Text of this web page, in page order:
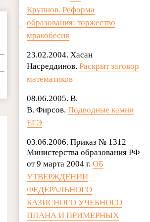
Крупнов. Реформа
образования: торжество
мракобесия
23.02.2004. Хасан
Насреддинов.Раскрыт заговор
математиков
08.06.2005. В.
В. Фирсов.Подводные камни
ЕГЭ
03.06.2006. Приказ № 1312
Министерства образования РФ
от 9 марта 2004 г.ОБ
УТВЕРЖДЕНИИ
ФЕДЕРАЛЬНОГО
БАЗИСНОГО УЧЕБНОГО
ПЛАНА И ПРИМЕРНЫХ